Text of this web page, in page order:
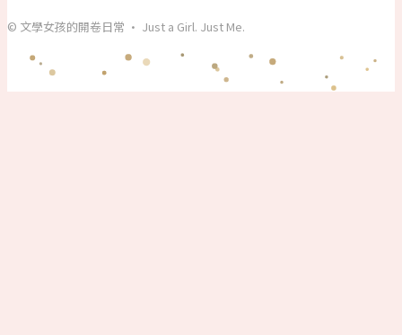
© 文學女孩的開卷日常 · Just a Girl. Just Me.